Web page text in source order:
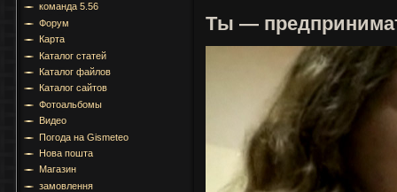
команда 5.56
Форум
Карта
Каталог статей
Каталог файлов
Каталог сайтов
Фотоальбомы
Видео
Погода на Gismeteo
Нова пошта
Магазин
замовлення
Ты —